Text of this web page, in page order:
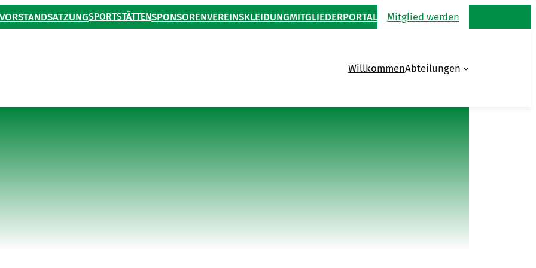
VORSTANDSATZUNGSPORTSTÄTTENSPONSORENVEREINSKLEIDUNGMITGLIEDERPORTAL Mitglied werden
WillkommenAbteilungen